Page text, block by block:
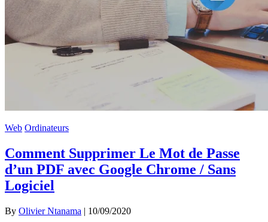
Web Ordinateurs
Comment Supprimer Le Mot de Passe
d’un PDF avec Google Chrome / Sans
Logiciel
By Olivier Ntanama | 10/09/2020